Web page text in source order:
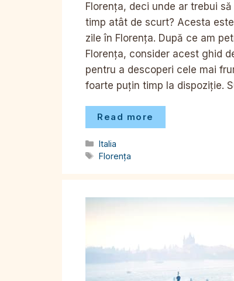
Florența, deci unde ar trebui
timp atât de scurt? Acesta
zile în Florența. După ce am
Florența, consider acest ghid
pentru a descoperi cele mai
foarte puțin timp la dispoziție.
Read more
Categorii
Italia
Etichete
Florența